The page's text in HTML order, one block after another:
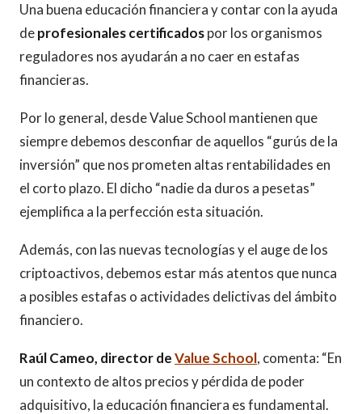
Una buena educación financiera y contar con la ayuda
deprofesionales certificadospor los organismos
reguladores nos ayudarán a no caer en estafas
financieras.
Por lo general, desde Value School mantienen que
siempre debemos desconfiar de aquellos “gurús de la
inversión” que nos prometen altas rentabilidades en
el corto plazo. El dicho “nadie da duros a pesetas”
ejemplifica a la perfección esta situación.
Además, con las nuevas tecnologías y el auge de los
criptoactivos, debemos estar más atentos que nunca
a posibles estafas o actividades delictivas del ámbito
financiero.
Raúl Cameo, director deValue School, comenta: “En
un contexto de altos precios y pérdida de poder
adquisitivo, la educación financiera es fundamental.